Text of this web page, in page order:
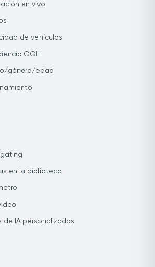
en vivo
de vehículos
OOH
género/edad
en la biblioteca
IA personalizados